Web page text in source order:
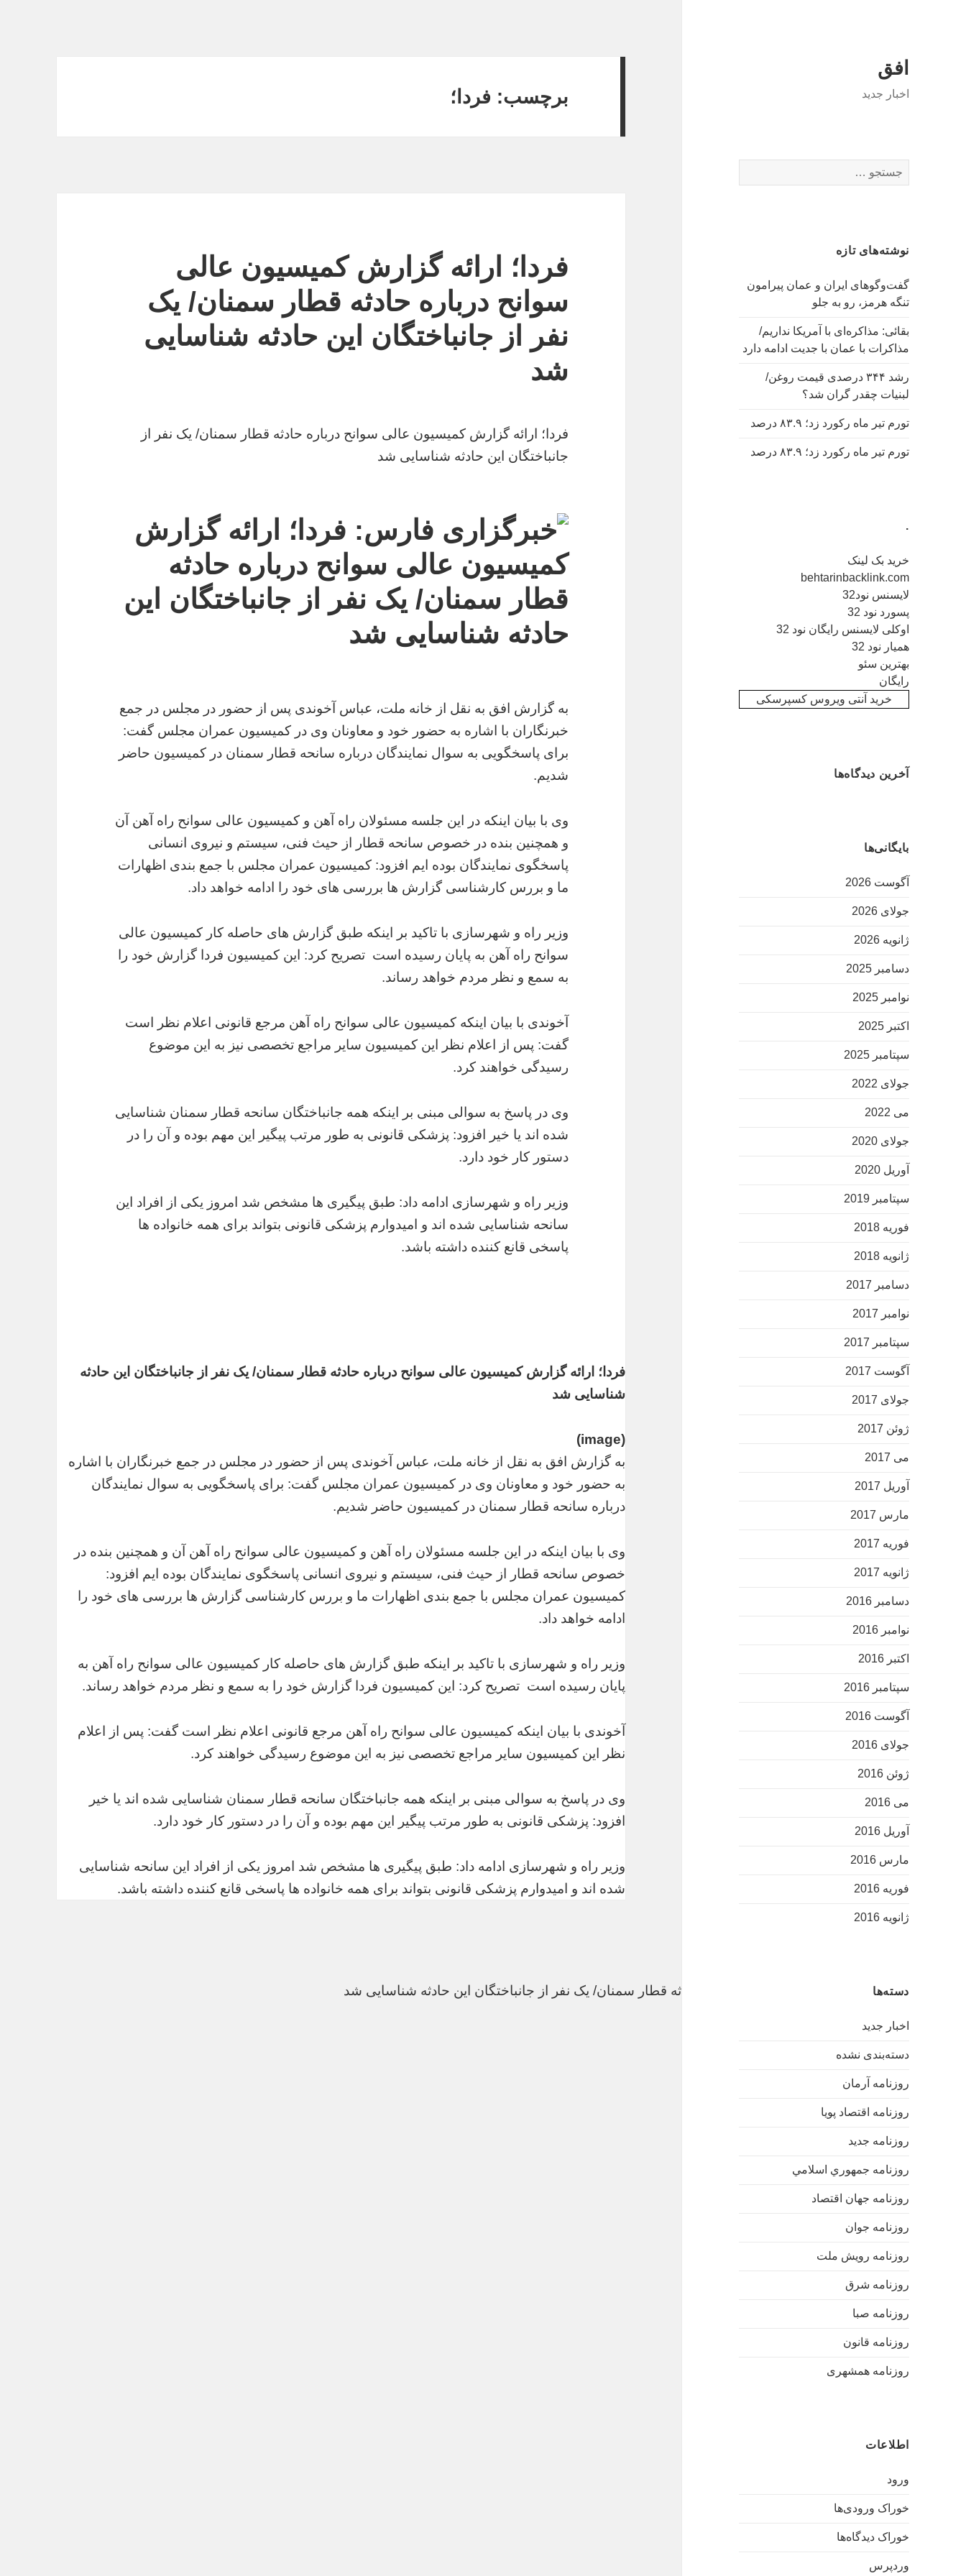
افق
اخبار جدید
برای:
نوشته‌های تازه
گفت‌وگوهای ایران و عمان پیرامون
تنگه هرمز، رو به جلو
بقائی: مذاکره‌ای با آمریکا نداریم/
مذاکرات با عمان با جدیت ادامه دارد
رشد ۳۴۴ درصدی قیمت روغن/
لبنیات چقدر گران شد؟
تورم تیر ماه رکورد زد؛ ۸۳.۹ درصد
تورم تیر ماه رکورد زد؛ ۸۳.۹ درصد
.
خرید بک لینک
behtarinbacklink.com
لایسنس نود32
پسورد نود 32
اوکلی لایسنس رایگان نود 32
همیار نود 32
بهترین سئو
رایگان
خرید آنتی ویروس کسپرسکی
آخرین دیدگاه‌ها
بایگانی‌ها
آگوست 2026
جولای 2026
ژانویه 2026
دسامبر 2025
نوامبر 2025
اکتبر 2025
سپتامبر 2025
جولای 2022
می 2022
جولای 2020
آوریل 2020
سپتامبر 2019
فوریه 2018
ژانویه 2018
دسامبر 2017
نوامبر 2017
سپتامبر 2017
آگوست 2017
جولای 2017
ژوئن 2017
می 2017
آوریل 2017
مارس 2017
فوریه 2017
ژانویه 2017
دسامبر 2016
نوامبر 2016
اکتبر 2016
سپتامبر 2016
آگوست 2016
جولای 2016
ژوئن 2016
می 2016
آوریل 2016
مارس 2016
فوریه 2016
ژانویه 2016
دسته‌ها
اخبار جدید
دسته‌بندی نشده
روزنامه آرمان
روزنامه اقتصاد پویا
روزنامه جدید
روزنامه جمهوري اسلامي
روزنامه جهان اقتصاد
روزنامه جوان
روزنامه رویش ملت
روزنامه شرق
روزنامه صبا
روزنامه قانون
روزنامه همشهری
اطلاعات
ورود
خوراک ورودی‌ها
خوراک دیدگاه‌ها
وردپرس
برچسب: فردا؛
فردا؛ ارائه گزارش کمیسیون عالی
سوانح درباره حادثه قطار سمنان/ یک
نفر از جانباختگان این حادثه شناسایی
شد
فردا؛ ارائه گزارش کمیسیون عالی سوانح درباره حادثه قطار سمنان/ یک نفر از
جانباختگان این حادثه شناسایی شد
به گزارش افق به نقل از خانه ملت، عباس آخوندی پس از حضور در مجلس در جمع
خبرنگاران با اشاره به حضور خود و معاونان وی در کمیسیون عمران مجلس گفت:
برای پاسخگویی به سوال نمایندگان درباره سانحه قطار سمنان در کمیسیون حاضر
شدیم.
وی با بیان اینکه در این جلسه مسئولان راه آهن و کمیسیون عالی سوانح راه آهن آن
و همچنین بنده در خصوص سانحه قطار از حیث فنی، سیستم و نیروی انسانی
پاسخگوی نمایندگان بوده ایم افزود: کمیسیون عمران مجلس با جمع بندی اظهارات
ما و بررس کارشناسی گزارش ها بررسی های خود را ادامه خواهد داد.
وزیر راه و شهرسازی با تاکید بر اینکه طبق گزارش های حاصله کار کمیسیون عالی
سوانح راه آهن به پایان رسیده است تصریح کرد: این کمیسیون فردا گزارش خود را
به سمع و نظر مردم خواهد رساند.
آخوندی با بیان اینکه کمیسیون عالی سوانح راه آهن مرجع قانونی اعلام نظر است
گفت: پس از اعلام نظر این کمیسیون سایر مراجع تخصصی نیز به این موضوع
رسیدگی خواهند کرد.
وی در پاسخ به سوالی مبنی بر اینکه همه جانباختگان سانحه قطار سمنان شناسایی
شده اند یا خیر افزود: پزشکی قانونی به طور مرتب پیگیر این مهم بوده و آن را در
دستور کار خود دارد.
وزیر راه و شهرسازی ادامه داد: طبق پیگیری ها مشخص شد امروز یکی از افراد این
سانحه شناسایی شده اند و امیدوارم پزشکی قانونی بتواند برای همه خانواده ها
پاسخی قانع کننده داشته باشد.
فردا؛ ارائه گزارش کمیسیون عالی سوانح درباره حادثه قطار سمنان/ یک نفر از جانباختگان این حادثه
شناسایی شد
(image)
به گزارش افق به نقل از خانه ملت، عباس آخوندی پس از حضور در مجلس در جمع خبرنگاران با اشاره
به حضور خود و معاونان وی در کمیسیون عمران مجلس گفت: برای پاسخگویی به سوال نمایندگان
درباره سانحه قطار سمنان در کمیسیون حاضر شدیم.
وی با بیان اینکه در این جلسه مسئولان راه آهن و کمیسیون عالی سوانح راه آهن آن و همچنین بنده در
خصوص سانحه قطار از حیث فنی، سیستم و نیروی انسانی پاسخگوی نمایندگان بوده ایم افزود:
کمیسیون عمران مجلس با جمع بندی اظهارات ما و بررس کارشناسی گزارش ها بررسی های خود را
ادامه خواهد داد.
وزیر راه و شهرسازی با تاکید بر اینکه طبق گزارش های حاصله کار کمیسیون عالی سوانح راه آهن به
پایان رسیده است تصریح کرد: این کمیسیون فردا گزارش خود را به سمع و نظر مردم خواهد رساند.
آخوندی با بیان اینکه کمیسیون عالی سوانح راه آهن مرجع قانونی اعلام نظر است گفت: پس از اعلام
نظر این کمیسیون سایر مراجع تخصصی نیز به این موضوع رسیدگی خواهند کرد.
وی در پاسخ به سوالی مبنی بر اینکه همه جانباختگان سانحه قطار سمنان شناسایی شده اند یا خیر
افزود: پزشکی قانونی به طور مرتب پیگیر این مهم بوده و آن را در دستور کار خود دارد.
وزیر راه و شهرسازی ادامه داد: طبق پیگیری ها مشخص شد امروز یکی از افراد این سانحه شناسایی
شده اند و امیدوارم پزشکی قانونی بتواند برای همه خانواده ها پاسخی قانع کننده داشته باشد.
فردا؛ ارائه گزارش کمیسیون عالی سوانح درباره حادثه قطار سمنان/ یک نفر از جانباختگان این حادثه شناسایی شد